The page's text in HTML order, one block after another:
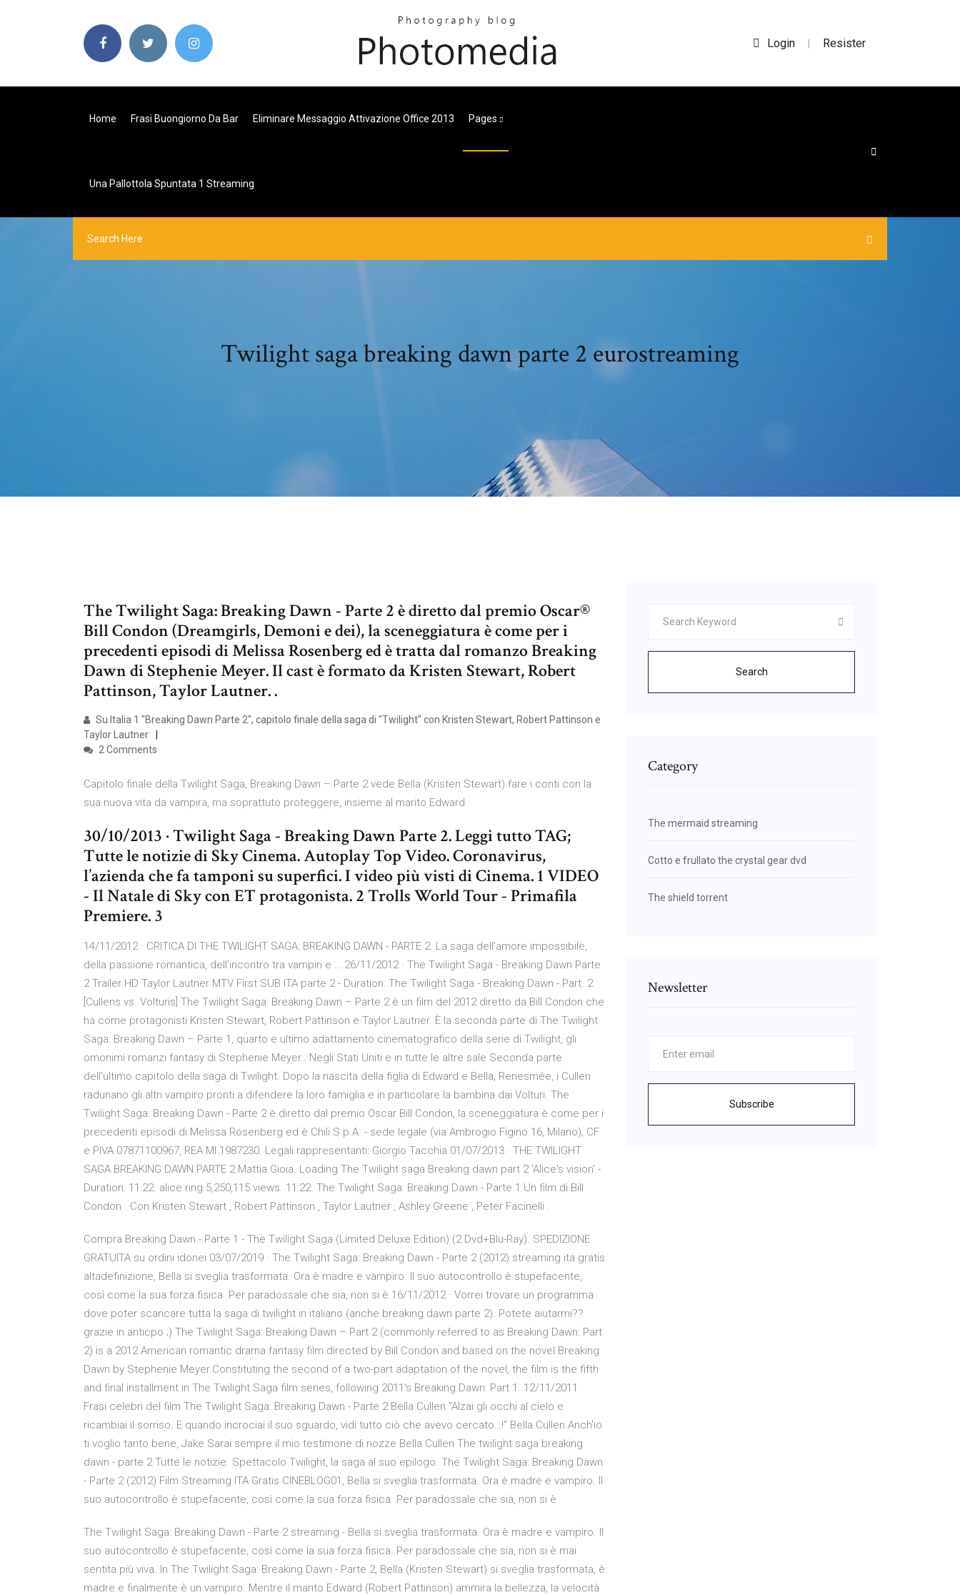
Login | Resister
Home Frasi Buongiorno Da Bar Eliminare Messaggio Attivazione Office 2013 Pages
Una Pallottola Spuntata 1 Streaming
Twilight saga breaking dawn parte 2 eurostreaming
The Twilight Saga: Breaking Dawn - Parte 2 è diretto dal premio Oscar®
Bill Condon (Dreamgirls, Demoni e dei), la sceneggiatura è come per i
precedenti episodi di Melissa Rosenberg ed è tratta dal romanzo Breaking
Dawn di Stephenie Meyer. Il cast è formato da Kristen Stewart, Robert
Pattinson, Taylor Lautner. .
Su Italia 1 "Breaking Dawn Parte 2", capitolo finale della saga di "Twilight" con Kristen Stewart, Robert Pattinson e
Taylor Lautner
2 Comments
Capitolo finale della Twilight Saga, Breaking Dawn – Parte 2 vede Bella (Kristen Stewart) fare i conti con la
sua nuova vita da vampira, ma soprattuto proteggere, insieme al marito Edward
30/10/2013 · Twilight Saga - Breaking Dawn Parte 2. Leggi tutto TAG;
Tutte le notizie di Sky Cinema. Autoplay Top Video. Coronavirus,
l’azienda che fa tamponi su superfici. I video più visti di Cinema. 1 VIDEO
- Il Natale di Sky con ET protagonista. 2 Trolls World Tour - Primafila
Premiere. 3
14/11/2012 · CRITICA DI THE TWILIGHT SAGA: BREAKING DAWN - PARTE 2. La saga dell’amore impossibile,
della passione romantica, dell’incontro tra vampiri e … 26/11/2012 · The Twilight Saga - Breaking Dawn Parte
2 Trailer HD Taylor Lautner MTV First SUB ITA parte 2 - Duration: The Twilight Saga - Breaking Dawn - Part. 2
[Cullens vs. Volturis] The Twilight Saga: Breaking Dawn – Parte 2 è un film del 2012 diretto da Bill Condon che
ha come protagonisti Kristen Stewart, Robert Pattinson e Taylor Lautner. È la seconda parte di The Twilight
Saga: Breaking Dawn – Parte 1, quarto e ultimo adattamento cinematografico della serie di Twilight, gli
omonimi romanzi fantasy di Stephenie Meyer.. Negli Stati Uniti e in tutte le altre sale Seconda parte
dell'ultimo capitolo della saga di Twilight. Dopo la nascita della figlia di Edward e Bella, Renesmée, i Cullen
radunano gli altri vampiro pronti a difendere la loro famiglia e in particolare la bambina dai Volturi. The
Twilight Saga: Breaking Dawn - Parte 2 è diretto dal premio Oscar Bill Condon, la sceneggiatura è come per i
precedenti episodi di Melissa Rosenberg ed è Chili S.p.A. - sede legale (via Ambrogio Figino 16, Milano), CF
e PIVA 07871100967, REA MI 1987230. Legali rappresentanti: Giorgio Tacchia 01/07/2013 · THE TWILIGHT
SAGA BREAKING DAWN PARTE 2 Mattia Gioia. Loading The Twilight saga Breaking dawn part 2 'Alice's vision' -
Duration: 11:22. alice ring 5,250,115 views. 11:22. The Twilight Saga: Breaking Dawn - Parte 1 Un film di Bill
Condon . Con Kristen Stewart , Robert Pattinson , Taylor Lautner , Ashley Greene , Peter Facinelli .
Compra Breaking Dawn - Parte 1 - The Twilight Saga (Limited Deluxe Edition) (2 Dvd+Blu-Ray). SPEDIZIONE
GRATUITA su ordini idonei 03/07/2019 · The Twilight Saga: Breaking Dawn - Parte 2 (2012) streaming ita gratis
altadefinizione, Bella si sveglia trasformata. Ora è madre e vampiro. Il suo autocontrollo è stupefacente,
così come la sua forza fisica. Per paradossale che sia, non si è 16/11/2012 · Vorrei trovare un programma
dove poter scaricare tutta la saga di twilight in italiano (anche breaking dawn parte 2). Potete aiutarmi??
grazie in anticpo ;) The Twilight Saga: Breaking Dawn – Part 2 (commonly referred to as Breaking Dawn: Part
2) is a 2012 American romantic drama fantasy film directed by Bill Condon and based on the novel Breaking
Dawn by Stephenie Meyer.Constituting the second of a two-part adaptation of the novel, the film is the fifth
and final installment in The Twilight Saga film series, following 2011's Breaking Dawn: Part 1. 12/11/2011 ·
Frasi celebri del film The Twilight Saga: Breaking Dawn - Parte 2 Bella Cullen "Alzai gli occhi al cielo e
ricambiai il sorriso. E quando incrociai il suo sguardo, vidi tutto ciò che avevo cercato…!" Bella Cullen Anch'io
ti voglio tanto bene, Jake.Sarai sempre il mio testimone di nozze Bella Cullen The twilight saga breaking
dawn - parte 2 Tutte le notizie. Spettacolo Twilight, la saga al suo epilogo. The Twilight Saga: Breaking Dawn
- Parte 2 (2012) Film Streaming ITA Gratis CINEBLOG01, Bella si sveglia trasformata. Ora è madre e vampiro. Il
suo autocontrollo è stupefacente, così come la sua forza fisica. Per paradossale che sia, non si è
The Twilight Saga: Breaking Dawn - Parte 2 streaming - Bella si sveglia trasformata. Ora è madre e vampiro. Il
suo autocontrollo è stupefacente, così come la sua forza fisica. Per paradossale che sia, non si è mai
sentita più viva. In The Twilight Saga: Breaking Dawn - Parte 2, Bella (Kristen Stewart) si sveglia trasformata, è
madre e finalmente è un vampiro. Mentre il marito Edward (Robert Pattinson) ammira la bellezza, la velocità
Search
Category
The mermaid streaming
Cotto e frullato the crystal gear dvd
The shield torrent
Newsletter
Subscribe